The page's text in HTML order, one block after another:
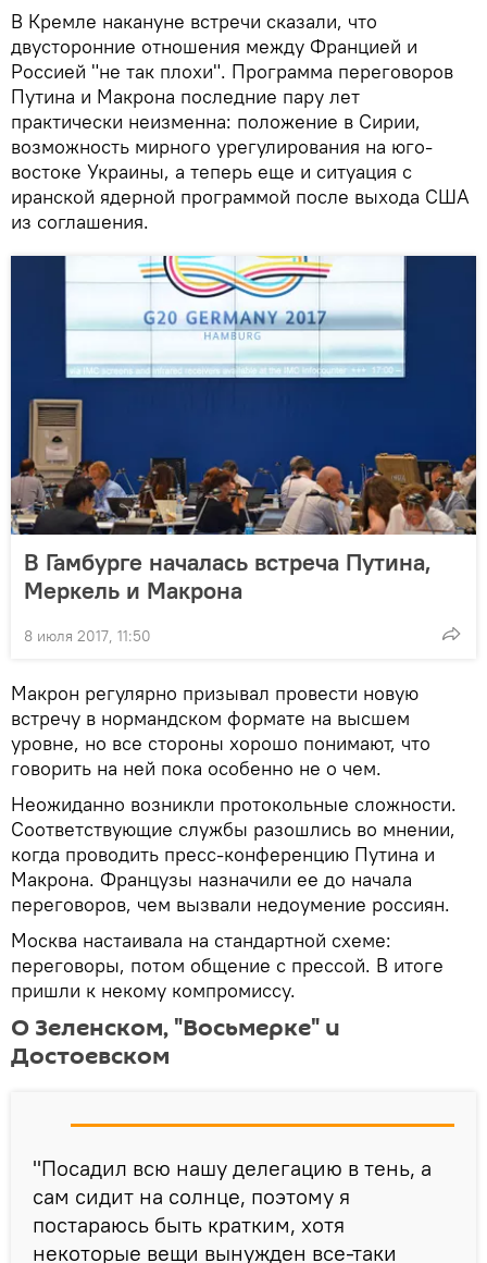
В Кремле накануне встречи сказали, что
двусторонние отношения между Францией и
Россией "не так плохи". Программа переговоров
Путина и Макрона последние пару лет
практически неизменна: положение в Сирии,
возможность мирного урегулирования на юго-
востоке Украины, а теперь еще и ситуация с
иранской ядерной программой после выхода США
из соглашения.
В Гамбурге началась встреча Путина,
Меркель и Макрона
8 июля 2017, 11:50
Макрон регулярно призывал провести новую
встречу в нормандском формате на высшем
уровне, но все стороны хорошо понимают, что
говорить на ней пока особенно не о чем.
Неожиданно возникли протокольные сложности.
Соответствующие службы разошлись во мнении,
когда проводить пресс-конференцию Путина и
Макрона. Французы назначили ее до начала
переговоров, чем вызвали недоумение россиян.
Москва настаивала на стандартной схеме:
переговоры, потом общение с прессой. В итоге
пришли к некому компромиссу.
О Зеленском, "Восьмерке" и
Достоевском
"Посадил всю нашу делегацию в тень, а
сам сидит на солнце, поэтому я
постараюсь быть кратким, хотя
некоторые вещи вынужден все-таки